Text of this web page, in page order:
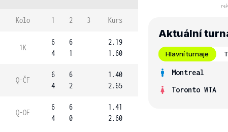
Kolo 1 2 3 Kurs
1K
6
4
6
1
2.19
1.60
Q-ČF
6
4
6
2
1.40
2.65
Q-OF
6
4
6
0
1.41
2.60
Aktuální
Hlavní turnaje
Montreal
Toronto WTA